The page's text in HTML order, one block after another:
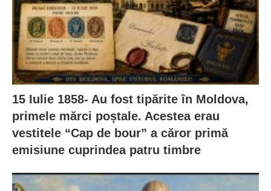
15 Iulie 1858- Au fost tipărite în Moldova,
primele mărci poștale. Acestea erau
vestitele “Cap de bour” a căror primă
emisiune cuprindea patru timbre